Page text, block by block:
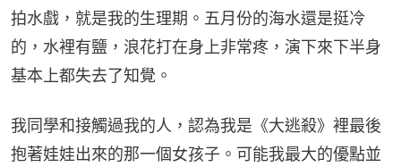
拍水戲，就是我的生理期。五月份的海水還是挺冷
的，水裡有鹽，浪花打在身上非常疼，演下來下半身
基本上都失去了知覺。
我同學和接觸過我的人，認為我是《大逃殺》裡最後
抱著娃娃出來的那一個女孩子。可能我最大的優點並